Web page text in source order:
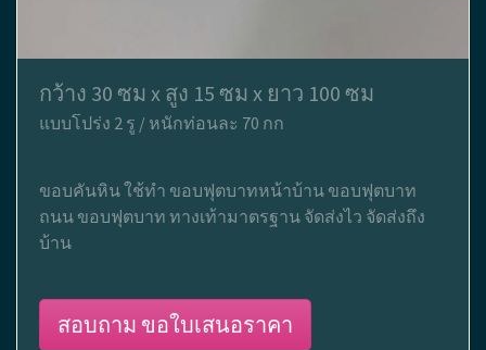
กว้าง 30 ซม x สูง 15 ซม x ยาว 100 ซม
แบบโปร่ง 2 รู / หนักท่อนละ 70 กก
ขอบคันหิน ใช้ทำ ขอบฟุตบาทหน้าบ้าน ขอบฟุตบาท
ถนน ขอบฟุตบาท ทางเท้ามาตรฐาน จัดส่งไว จัดส่งถึง
บ้าน
สอบถาม ขอใบเสนอราคา